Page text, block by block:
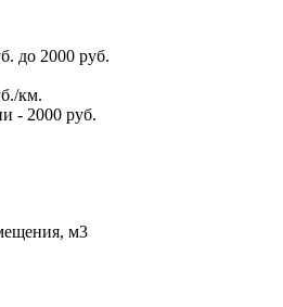
до 2000 руб.
км.
- 2000 руб.
м3